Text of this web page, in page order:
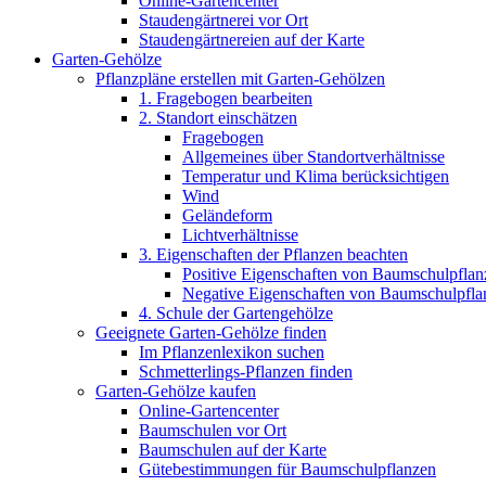
Staudengärtnerei vor Ort
Staudengärtnereien auf der Karte
Garten-Gehölze
Pflanzpläne erstellen mit Garten-Gehölzen
1. Fragebogen bearbeiten
2. Standort einschätzen
Fragebogen
Allgemeines über Standortverhältnisse
Temperatur und Klima berücksichtigen
Wind
Geländeform
Lichtverhältnisse
3. Eigenschaften der Pflanzen beachten
Positive Eigenschaften von
Negative Eigenschaften von
4. Schule der Gartengehölze
Geeignete Garten-Gehölze finden
Im Pflanzenlexikon suchen
Schmetterlings-Pflanzen finden
Garten-Gehölze kaufen
Online-Gartencenter
Baumschulen vor Ort
Baumschulen auf der Karte
Gütebestimmungen für Baumschulpflanzen